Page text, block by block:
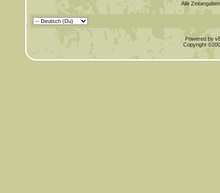
Alle
Powered by
Copyright